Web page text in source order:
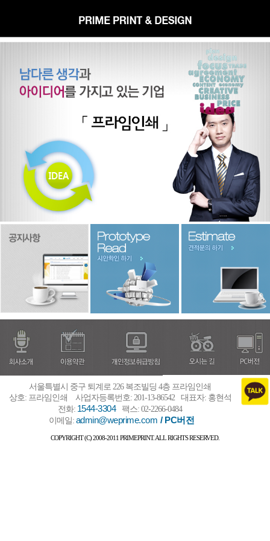
서울특별시 중구 퇴계로 226 복조빌딩 4층 프라임인쇄
상호: 프라임인쇄
사업자등록번호: 201-13-86542
대표자: 홍현석
전화: 1544-3304
팩스: 02-2266-0484
이메일: admin@weprime.com / PC버전
COPYRIGHT (C) 2008-2011 PRIMEPRINT. ALL RIGHTS RESERVED.